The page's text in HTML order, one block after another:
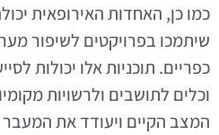
כמו כן, האחדות האירופאית
שיתמכו בפרויקטים לשיפור
כפריים. תוכניות אלו יכולות
וכלים לתושבים ולרשויות
המצב הקיים ויעודד את